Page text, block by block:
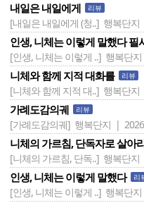
내일은 내일에게 리뷰
[내일은 내일에게 (청..] 행복단
인생, 니체는 이렇게 말했다 필
[인생, 니체는 이렇게 ..] 행복단
니체와 함께 지적 대화를 리뷰
[니체와 함께 지적 대..] 행복단
가례도감의궤 리뷰
[가례도감의궤] 행복단지 |
니체의 가르침, 단독자로 살아
[니체의 가르침, 단독..] 행복단
인생, 니체는 이렇게 말했다 리
[인생, 니체는 이렇게 ..] 행복단